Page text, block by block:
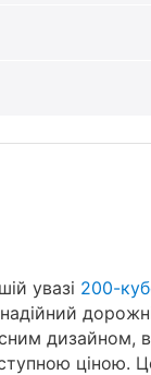
увазі 200-
дизайном,
ціною.